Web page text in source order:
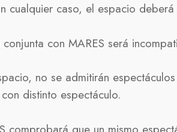
cualquier caso, el espacio
con MARES será
no se admitirán
distinto espectáculo.